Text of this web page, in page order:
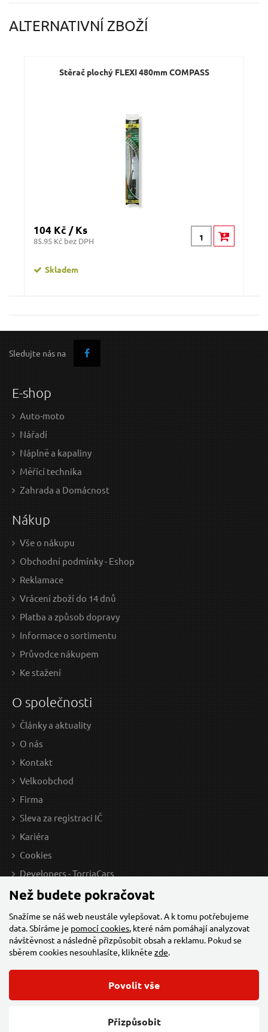
ALTERNATIVNÍ ZBOŽÍ
Stěrač plochý FLEXI 480mm COMPASS
104 Kč / Ks
85.95 Kč bez DPH
Skladem
Sledujte nás na
E-shop
Auto-moto
Nářadí
Náplně a kapaliny
Měřící technika
Zahrada a Domácnost
Nákup
Vše o nákupu
Obchodní podmínky - Eshop
Reklamace
Vrácení zboží do 14 dnů
Platba a způsob dopravy
Informace o sortimentu
Průvodce nákupem
Ke stažení
O společnosti
Články a aktuality
O nás
Kontakt
Velkoobchod
Firma
Sleva za registraci IČ
Kariéra
Cookies
Developers - TorriaCars
Změnit nastavení cookies
Než budete pokračovat
Snažíme se náš web neustále vylepšovat. A k tomu potřebujeme
data. Sbíráme je pomocí cookies, které nám pomáhají analyzovat
návštěvnost a následně přizpůsobit obsah a reklamu. Pokud se
sběrem cookies nesouhlasíte, klikněte zde.
Přizpůsobit
Povolit vše